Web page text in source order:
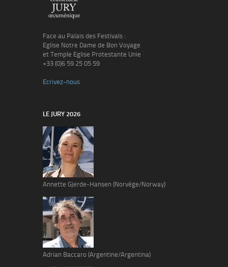
Face au Palais des Festivals :
Eglise Notre Dame de Bon Voyage
et Temple Eglise Protestante Unie
+33 (0)6 59 25 05 59
Ecrivez-nous
LE JURY 2026
Annette Gjerde-Hansen (Norvège/Norway)
Adrian Baccaro (Argentine/Argentina)